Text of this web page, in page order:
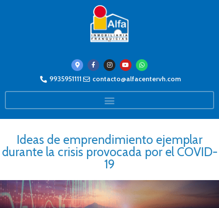
9935951111 contacto@alfacentervh.com
Ideas de emprendimiento ejemplar
durante la crisis provocada por el COVID-
19